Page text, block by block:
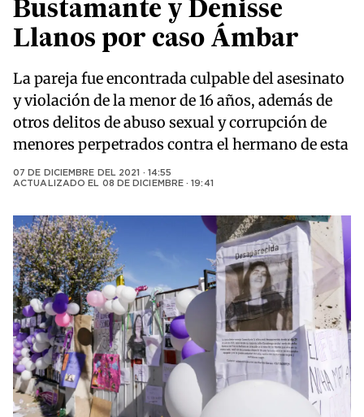
Bustamante y Denisse
Llanos por caso Ámbar
La pareja fue encontrada culpable del asesinato
y violación de la menor de 16 años, además de
otros delitos de abuso sexual y corrupción de
menores perpetrados contra el hermano de esta
07 DE DICIEMBRE DEL 2021 · 14:55
ACTUALIZADO EL 08 DE DICIEMBRE · 19:41